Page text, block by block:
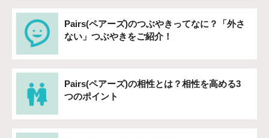
Pairs(ペアーズ)のつぶやきってなに？「外さ
ない」つぶやきをご紹介！
Pairs(ペアーズ)の相性とは？相性を高める3
つのポイント